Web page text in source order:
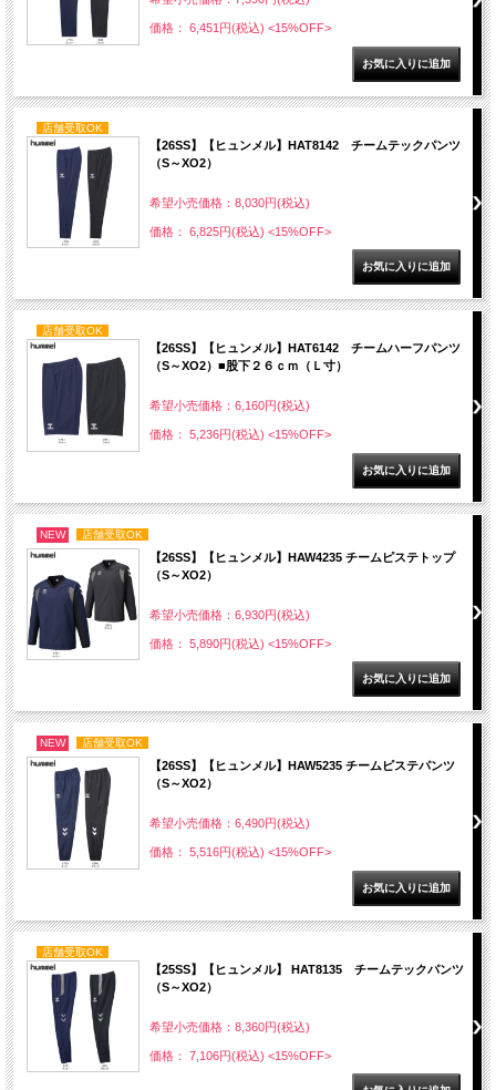
価格： 6,451円(税込) <15%OFF>
店舗受取OK
【26SS】【ヒュンメル】HAT8142 チームテックパンツ
（S～XO2）
希望小売価格：8,030円(税込)
価格： 6,825円(税込) <15%OFF>
店舗受取OK
【26SS】【ヒュンメル】HAT6142 チームハーフパンツ
（S～XO2）■股下２６ｃｍ（Ｌ寸）
希望小売価格：6,160円(税込)
価格： 5,236円(税込) <15%OFF>
NEW 店舗受取OK
【26SS】【ヒュンメル】HAW4235 チームピステトップ
（S～XO2）
希望小売価格：6,930円(税込)
価格： 5,890円(税込) <15%OFF>
NEW 店舗受取OK
【26SS】【ヒュンメル】HAW5235 チームピステパンツ
（S～XO2）
希望小売価格：6,490円(税込)
価格： 5,516円(税込) <15%OFF>
店舗受取OK
【25SS】【ヒュンメル】 HAT8135 チームテックパンツ
（S～XO2）
希望小売価格：8,360円(税込)
価格： 7,106円(税込) <15%OFF>